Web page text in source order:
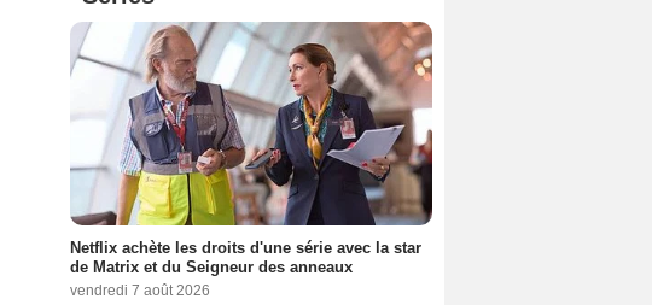
Netflix achète les droits d'une série avec la star
de Matrix et du Seigneur des anneaux
vendredi 7 août 2026